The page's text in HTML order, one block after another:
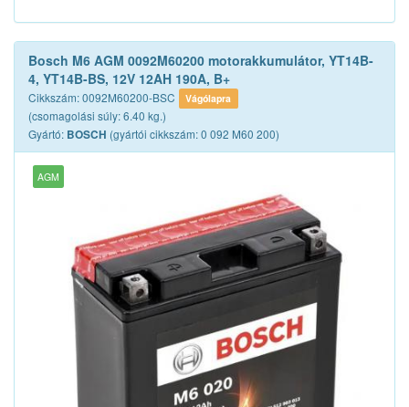
Bosch M6 AGM 0092M60200 motorakkumulátor, YT14B-
4, YT14B-BS, 12V 12AH 190A, B+
Cikkszám: 0092M60200-BSC Vágólapra
(csomagolási súly: 6.40 kg.)
Gyártó: BOSCH (gyártói cikkszám: 0 092 M60 200)
AGM